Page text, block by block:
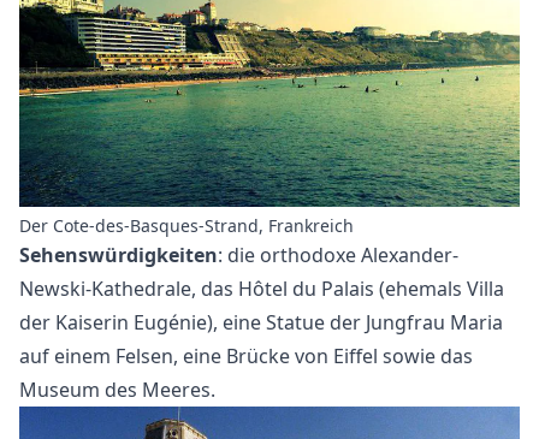
Der Cote-des-Basques-Strand, Frankreich
Sehenswürdigkeiten: die orthodoxe Alexander-
Newski-Kathedrale, das Hôtel du Palais (ehemals Villa
der Kaiserin Eugénie), eine Statue der Jungfrau Maria
auf einem Felsen, eine Brücke von Eiffel sowie das
Museum des Meeres.